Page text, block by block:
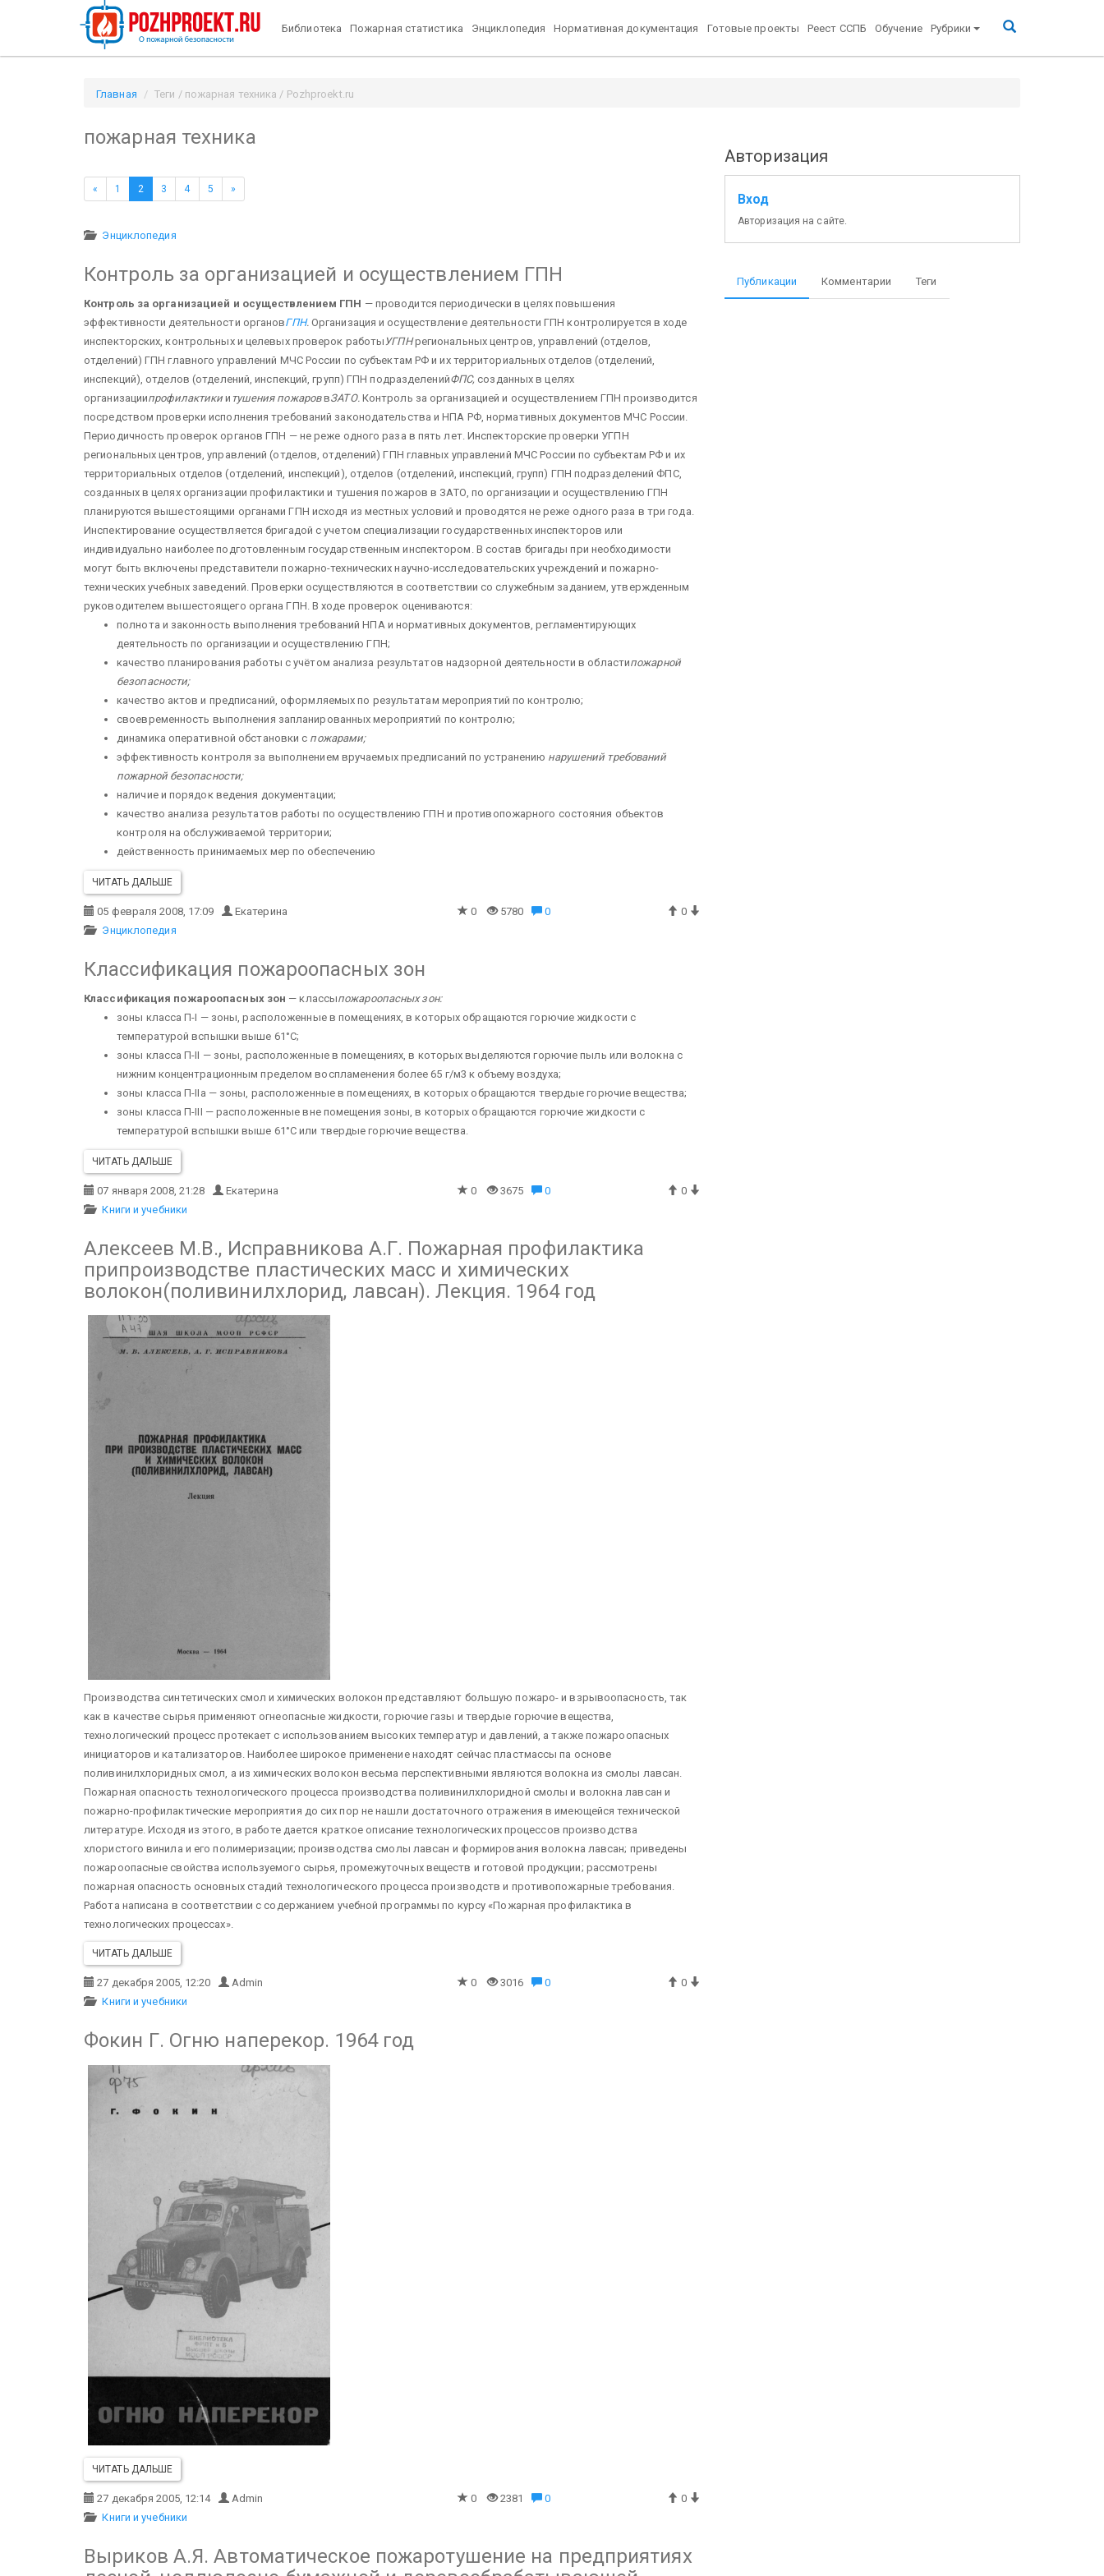
Библиотека Пожарная статистика Энциклопедия Нормативная документация Готовые проекты Реест ССПБ Обучение Рубрики
Главная Теги / пожарная техника / Pozhproekt.ru
пожарная техника
« 1 2 3 4 5 »
Энциклопедия
Контроль за организацией и осуществлением ГПН
Контроль за организацией и осуществлением ГПН — проводится периодически в целях повышения
эффективности деятельности органовГПН. Организация и осуществление деятельности ГПН контролируется в ходе
инспекторских, контрольных и целевых проверок работыУГПНрегиональных центров, управлений (отделов,
отделений) ГПН главного управлений МЧС России по субъектам РФ и их территориальных отделов (отделений,
инспекций), отделов (отделений, инспекций, групп) ГПН подразделенийФПС, созданных в целях
организациипрофилактики и тушения пожароввЗАТО.Контроль за организацией и осуществлением ГПН производится
посредством проверки исполнения требований законодательства и НПА РФ, нормативных документов МЧС России.
Периодичность проверок органов ГПН — не реже одного раза в пять лет. Инспекторские проверки УГПН
региональных центров, управлений (отделов, отделений) ГПН главных управлений МЧС России по субъектам РФ и их
территориальных отделов (отделений, инспекций), отделов (отделений, инспекций, групп) ГПН подразделений ФПС,
созданных в целях организации профилактики и тушения пожаров в ЗАТО, по организации и осуществлению ГПН
планируются вышестоящими органами ГПН исходя из местных условий и проводятся не реже одного раза в три года.
Инспектирование осуществляется бригадой с учетом специализации государственных инспекторов или
индивидуально наиболее подготовленным государственным инспектором. В состав бригады при необходимости
могут быть включены представители пожарно-технических научно-исследовательских учреждений и пожарно-
технических учебных заведений. Проверки осуществляются в соответствии со служебным заданием, утвержденным
руководителем вышестоящего органа ГПН. В ходе проверок оцениваются:
полнота и законность выполнения требований НПА и нормативных документов, регламентирующих
деятельность по организации и осуществлению ГПН;
качество планирования работы с учётом анализа результатов надзорной деятельности в областипожарной
безопасности;
качество актов и предписаний, оформляемых по результатам мероприятий по контролю;
своевременность вы­полнения запланированных мероприятий по контролю;
динамика оперативной обстановки с пожарами;
эффективность контроля за выполнением вручаемых предписаний по устранению нарушений требований
пожарной безопасности;
наличие и порядок ведения документации;
качество анализа результатов работы по осуществлению ГПН и противопожарного состояния объектов
контроля на обслуживаемой территории;
действенность принимаемых мер по обеспечению
ЧИТАТЬ ДАЛЬШЕ
05 февраля 2008, 17:09 Екатерина 0 5780 0
0
Энциклопедия
Классификация пожароопасных зон
Классификация пожароопасных зон — классыпожароопасных зон:
зоны класса П-I — зоны, расположенные в помещениях, в которых обращаются горючие жидкости с
температурой вспышки выше 61°C;
зоны класса П-II — зоны, расположенные в помещениях, в которых выделяются горючие пыль или волокна с
нижним концентрационным пределом воспламенения более 65 г/м3 к объему воздуха;
зоны класса П-IIа — зоны, расположенные в помещениях, в которых обращаются твердые горючие вещества;
зоны класса П-III — расположенные вне помещения зоны, в которых обращаются горючие жидкости с
температурой вспышки выше 61°C или твердые горючие вещества.
ЧИТАТЬ ДАЛЬШЕ
07 января 2008, 21:28 Екатерина 0 3675 0
0
Книги и учебники
Алексеев М.В., Исправникова А.Г. Пожарная профилактика
припроизводстве пластических масс и химических
волокон(поливинилхлорид, лавсан). Лекция. 1964 год
Производства синтетических смол и химических волокон представляют большую пожаро- и взрывоопасность, так
как в качестве сырья применяют огнеопасные жидкости, горючие газы и твердые горючие вещества,
технологический процесс протекает с использованием высоких температур и давлений, а также пожароопасных
инициаторов и катализаторов. Наиболее широкое применение находят сейчас пластмассы па основе
поливинилхлоридных смол, а из химических волокон весьма перспективными являются волокна из смолы лавсан.
Пожарная опасность технологического процесса производства поливинилхлоридной смолы и волокна лавсан и
пожарно-профилактические мероприятия до сих пор не нашли достаточного отражения в имеющейся технической
литературе. Исходя из этого, в работе дается краткое описание технологических процессов производства
хлористого винила и его полимеризации; производства смолы лавсан и формирования волокна лавсан; приведены
пожароопасные свойства используемого сырья, промежуточных веществ и готовой продукции; рассмотрены
пожарная опасность основных стадий технологического процесса производств и противопожарные требования.
Работа написана в соответствии с содержанием учебной программы по курсу «Пожарная профилактика в
технологических процессах».
ЧИТАТЬ ДАЛЬШЕ
27 декабря 2005, 12:20 Admin 0 3016 0
0
Книги и учебники
Фокин Г. Огню наперекор. 1964 год
ЧИТАТЬ ДАЛЬШЕ
27 декабря 2005, 12:14 Admin 0 2381 0
0
Книги и учебники
Выриков А.Я. Автоматическое пожаротушение на предприятиях
Авторизация
Вход
Авторизация на сайте.
Публикации Комментарии Теги